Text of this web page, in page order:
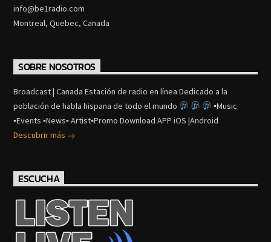
info@be1radio.com
Montreal, Quebec, Canada
SOBRE NOSOTROS
Broadcast | Canada Estación de radio en línea Dedicado a la
población de habla hispana de todo el mundo
▪Music
▪Events ▪News▪ Artist▪Promo Download APP iOS |Android
Descubrir más
ESCUCHA